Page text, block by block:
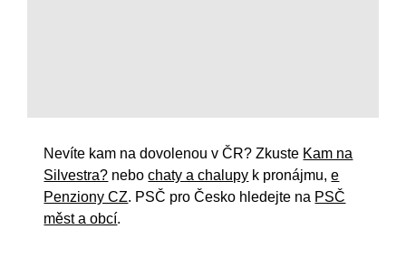
Nevíte kam na dovolenou v ČR? Zkuste Kam na
Silvestra? nebochaty a chalupy k pronájmu,e
Penziony CZ. PSČ pro Česko hledejte na PSČ
měst a obcí.